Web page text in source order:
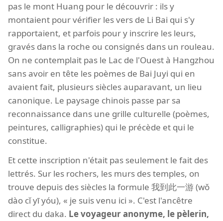
pas le mont Huang pour le découvrir : ils y
montaient pour vérifier les vers de Li Bai qui s'y
rapportaient, et parfois pour y inscrire les leurs,
gravés dans la roche ou consignés dans un rouleau.
On ne contemplait pas le Lac de l'Ouest à Hangzhou
sans avoir en tête les poèmes de Bai Juyi qui en
avaient fait, plusieurs siècles auparavant, un lieu
canonique. Le paysage chinois passe par sa
reconnaissance dans une grille culturelle (poèmes,
peintures, calligraphies) qui le précède et qui le
constitue.
Et cette inscription n'était pas seulement le fait des
lettrés. Sur les rochers, les murs des temples, on
trouve depuis des siècles la formule 我到此一游 (wǒ
dào cǐ yī yóu), « je suis venu ici ». C'est l'ancêtre
direct du daka. Le voyageur anonyme, le pèlerin,